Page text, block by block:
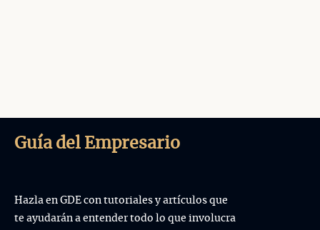
Guía del Empresario
Hazla en GDE con tutoriales y artículos que
te ayudarán a entender todo lo que involucra